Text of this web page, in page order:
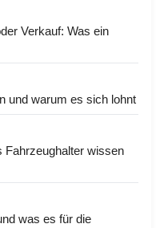
Verkauf: Was ein
und warum es sich lohnt
Fahrzeughalter wissen
was es für die